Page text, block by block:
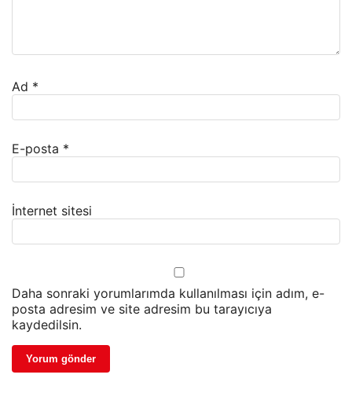
Ad *
E-posta *
İnternet sitesi
Daha sonraki yorumlarımda kullanılması için adım, e-
posta adresim ve site adresim bu tarayıcıya
kaydedilsin.